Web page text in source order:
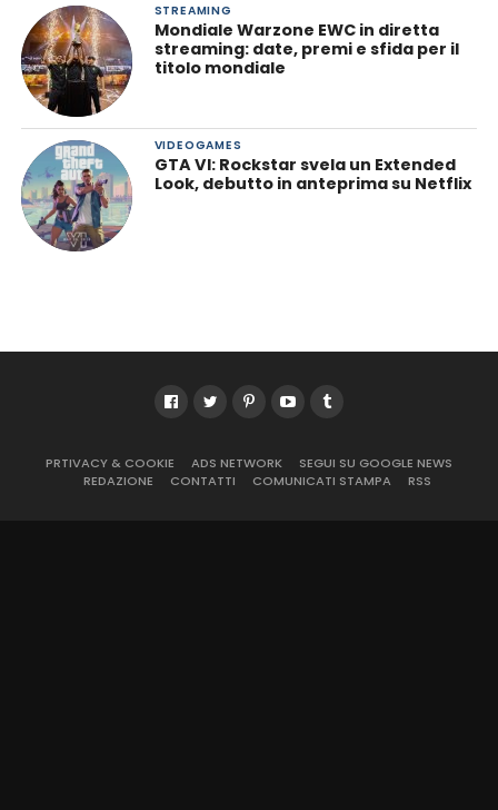
STREAMING
Mondiale Warzone EWC in diretta
streaming: date, premi e sfida per il
titolo mondiale
VIDEOGAMES
GTA VI: Rockstar svela un Extended
Look, debutto in anteprima su Netflix
PRTIVACY & COOKIE ADS NETWORK
SEGUI SU GOOGLE NEWS
REDAZIONE
CONTATTI COMUNICATI STAMPA RSS